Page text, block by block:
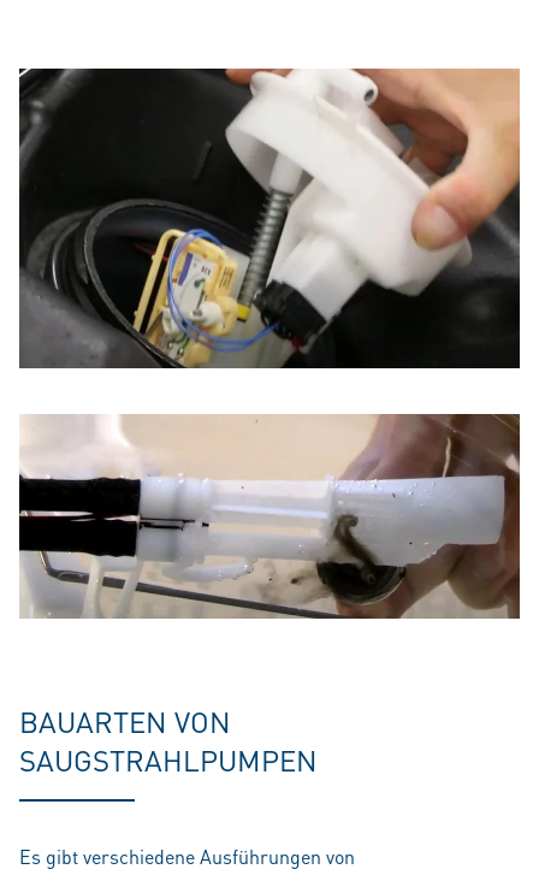
BAUARTEN VON
SAUGSTRAHLPUMPEN
Es gibt verschiedene Ausführungen von